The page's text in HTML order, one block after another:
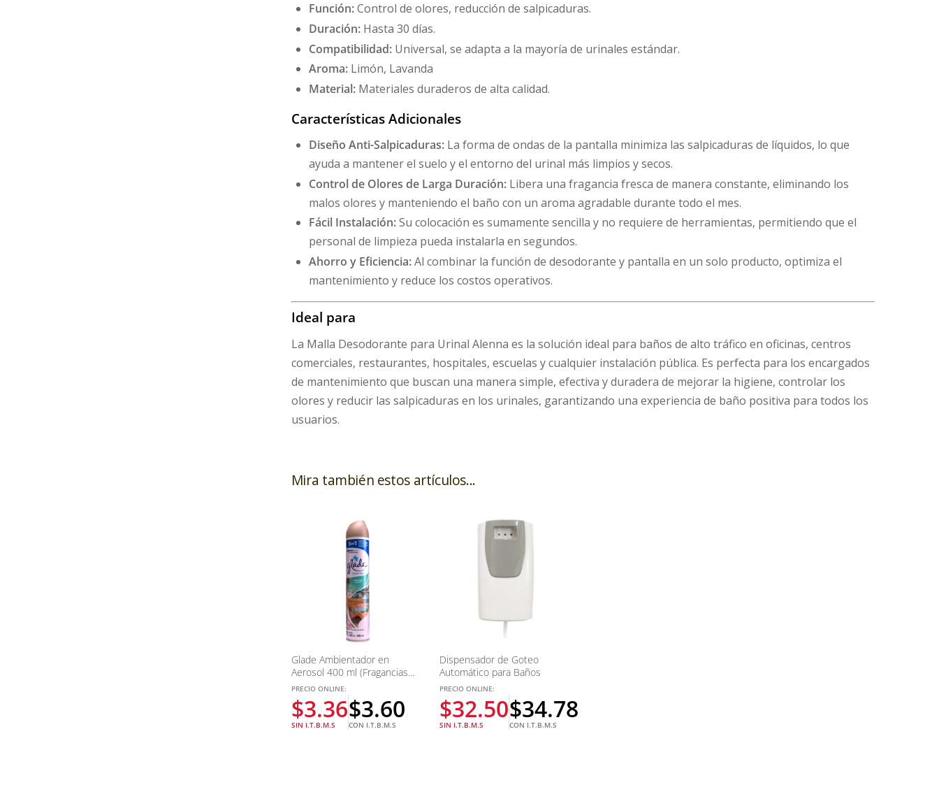
Función:Control de olores, reducción de salpicaduras.
Duración: Hasta 30 días.
Compatibilidad: Universal, se adapta a la mayoría de urinales estándar.
Aroma: Limón, Lavanda
Material: Materiales duraderos de alta calidad.
Características Adicionales
Diseño Anti-Salpicaduras: La forma de ondas de la pantalla minimiza las salpicaduras de líquidos, lo que
ayuda a mantener el suelo y el entorno del urinal más limpios y secos.
Control de Olores de Larga Duración: Libera una fragancia fresca de manera constante, eliminando los
malos olores y manteniendo el baño con un aroma agradable durante todo el mes.
Fácil Instalación:Su colocación es sumamente sencilla y no requiere de herramientas, permitiendo que el
personal de limpieza pueda instalarla en segundos.
Ahorro y Eficiencia:Al combinar la función de desodorante y pantalla en un solo producto, optimiza el
mantenimiento y reduce los costos operativos.
Ideal para
La Malla Desodorante para Urinal Alenna es la solución ideal para baños de alto tráfico en oficinas, centros
comerciales, restaurantes, hospitales, escuelas y cualquier instalación pública. Es perfecta para los encargados
de mantenimiento que buscan una manera simple, efectiva y duradera de mejorar la higiene, controlar los
olores y reducir las salpicaduras en los urinales, garantizando una experiencia de baño positiva para todos los
usuarios.
Mira también estos artículos...
Glade Ambientador en
Aerosol 400 ml (Fragancias
Variadas)
PRECIO ONLINE:
$3.36
SIN I.T.B.M.S
$3.60
CON I.T.B.M.S
Dispensador de Goteo
Automático para Baños
PRECIO ONLINE:
$32.50
SIN I.T.B.M.S
$34.78
CON I.T.B.M.S